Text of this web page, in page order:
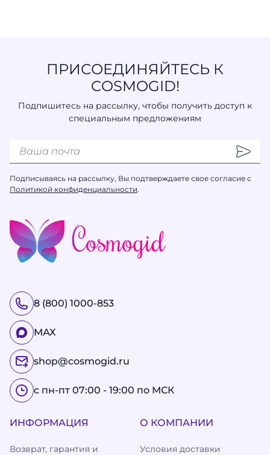
ПРИСОЕДИНЯЙТЕСЬ К
COSMOGID!
Подпишитесь на рассылку, чтобы получить доступ к
специальным предложениям
Подписываясь на рассылку, Вы подтверждаете свое согласие с
Политикой конфиденциальности.
8 (800) 1000-853
МАХ
shop@cosmogid.ru
с пн-пт 07:00 - 19:00 по МСК
ИНФОРМАЦИЯ
Возврат, гарантия и
О КОМПАНИИ
Условия доставки